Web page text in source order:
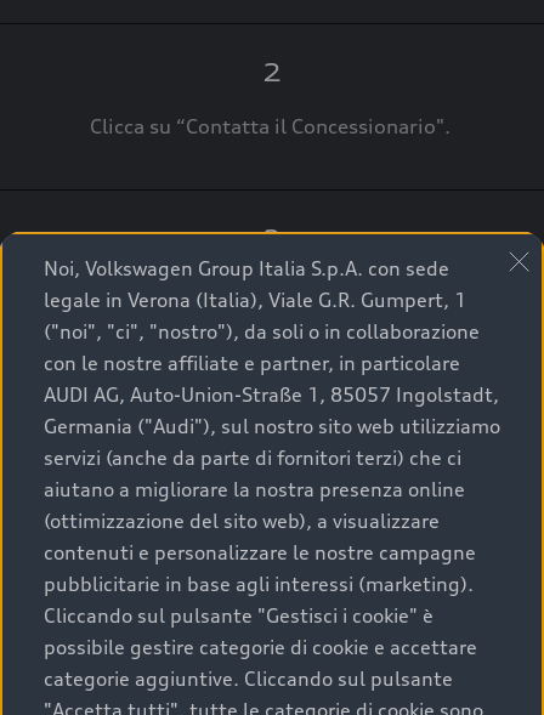
2
Clicca su “Contatta il Concessionario".
3
A breve verrai ricontattato dal Customer Care
Audi Center o direttamente dal Concessionario
che ti supporterà per finalizzare la tua richiesta.
La qualità di acquistare
un’auto usata Audi
Scegliere un’auto usata è una decisione che coniuga
convenienza, affidabilità e sostenibilità. Per fare un
acquisto sicuro, è essenziale considerare aspetti
determinanti come la garanzia inclusa e l’affidabilità del
Noi, Volkswagen Group Italia S.p.A. con sede
legale in Verona (Italia), Viale G.R. Gumpert, 1
("noi", "ci", "nostro"), da soli o in collaborazione
con le nostre affiliate e partner, in particolare
AUDI AG, Auto-Union-Straße 1, 85057 Ingolstadt,
Germania ("Audi"), sul nostro sito web utilizziamo
servizi (anche da parte di fornitori terzi) che ci
aiutano a migliorare la nostra presenza online
(ottimizzazione del sito web), a visualizzare
contenuti e personalizzare le nostre campagne
pubblicitarie in base agli interessi (marketing).
Cliccando sul pulsante "Gestisci i cookie" è
possibile gestire categorie di cookie e accettare
categorie aggiuntive. Cliccando sul pulsante